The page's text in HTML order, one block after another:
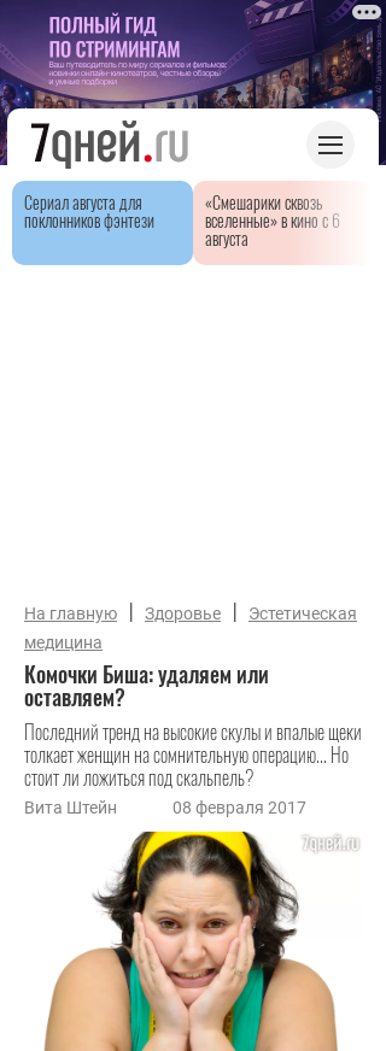
Сериал августа для
поклонников фэнтези
«Смешарики сквозь
вселенные» в кино с 6
августа
На главную | Здоровье |
Эстетическая
медицина
Комочки Биша: удаляем или
оставляем?
Последний тренд на высокие скулы и впалые щеки
толкает женщин на сомнительную операцию... Но
стоит ли ложиться под скальпель?
Вита Штейн 08 февраля 2017